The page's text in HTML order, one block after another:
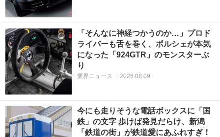
「そんなに神経つかうのか…」プロド
ライバーも舌を巻く、ポルシェが本気
になった「924GTR」のモンスターぶ
り
業界ニュース 2026.08.09
今にも走りそうな電話ボックスに「国
鉄」の文字 歩けば発見だらけ、新潟
「鉄道の街」が鉄道愛にあふれすぎ！